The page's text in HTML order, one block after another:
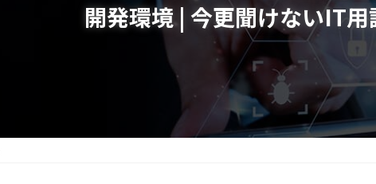
開発環境 | 今更聞けないIT用